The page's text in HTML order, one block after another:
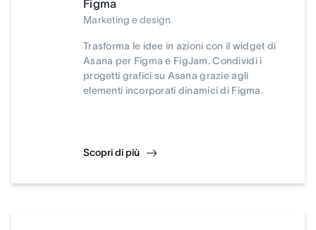
Figma
Marketing e design
Trasforma le idee in azioni con il widget di
Asana per Figma e FigJam. Condividi i
progetti grafici su Asana grazie agli
elementi incorporati dinamici di Figma.
Scopri di più